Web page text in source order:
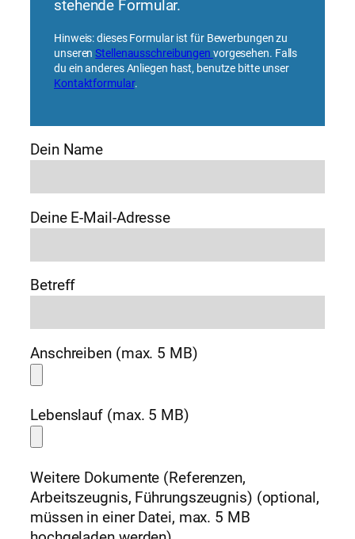
stehende Formular.
Hinweis: dieses Formular ist für Bewerbungen zu
unserenStellenausschreibungen vorgesehen. Falls
du ein anderes Anliegen hast, benutze bitte unser
Kontaktformular.
Dein Name
Deine E-Mail-Adresse
Betreff
Anschreiben (max. 5 MB)
Lebenslauf (max. 5 MB)
Weitere Dokumente (Referenzen,
Arbeitszeugnis, Führungszeugnis) (optional,
müssen in einer Datei, max. 5 MB